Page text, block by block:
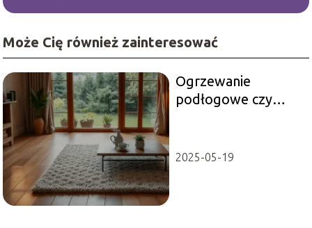
Może Cię również zainteresować
Ogrzewanie
podłogowe czy
2025-05-19